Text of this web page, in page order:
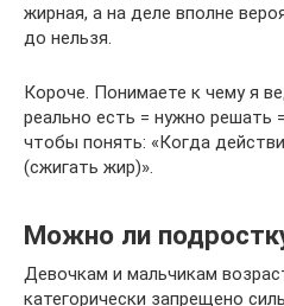
жирная, а на деле вполне
до нельзя.
Короче. Понимаете к чему я
реально есть = нужно решать
чтобы понять: «Когда
(сжигать жир)».
Можно ли
Девочкам и мальчикам
категорически запрещено